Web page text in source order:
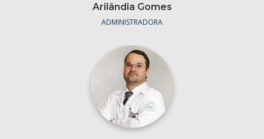
Arilândia Gomes
ADMINISTRADORA